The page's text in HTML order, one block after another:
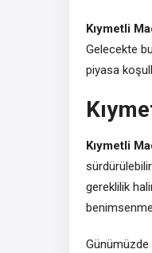
Kıymetli
Gelecekte
piyasa
Kıymetli
gereklilik
Günümüzde